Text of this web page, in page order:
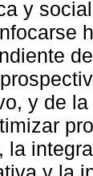
y
y de
la